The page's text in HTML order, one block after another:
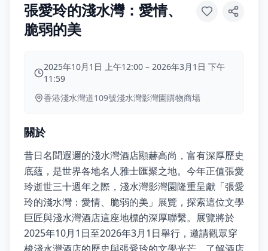
張愛玲的淺水灣：愛情、
脆弱的美
2025年10月1日 上午12:00 – 2026年3月1日 下午
11:59
香港淺水灣道109號淺水灣影灣園購物商場
關於
昔日名聞遐邇的淺水灣酒店顯赫高尚，富有深厚歷史
底蘊，是世界各地名人雅士匯聚之地。今年正值張愛
玲逝世三十週年之際，淺水灣影灣園隆重呈獻「張愛
玲的淺水灣：愛情、脆弱的美」展覽，探索這位文學
巨匠與淺水灣酒店這座地標的深厚聯繫。展覽將於
2025年10月1日至2026年3月1日舉行，邀請觀眾穿